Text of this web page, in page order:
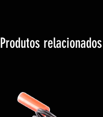
Produtos relacionados